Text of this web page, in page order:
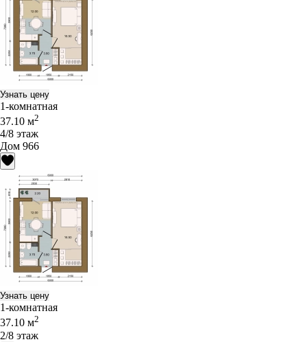
Узнать цену
1-комнатная
37.10 м2
4/8 этаж
Дом 966
Узнать цену
1-комнатная
37.10 м2
2/8 этаж